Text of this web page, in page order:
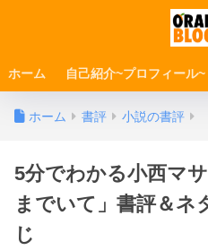
ホーム 自己紹介~プロフィール~
ホーム 書評 小説の書評
5分でわかる小西マ
までいて」書評＆ネ
じ